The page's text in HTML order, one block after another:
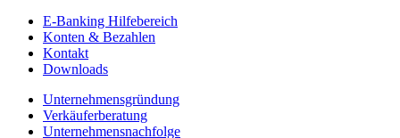
E-Banking Hilfebereich
Konten & Bezahlen
Kontakt
Downloads
Unternehmensgründung
Verkäuferberatung
Unternehmensnachfolge